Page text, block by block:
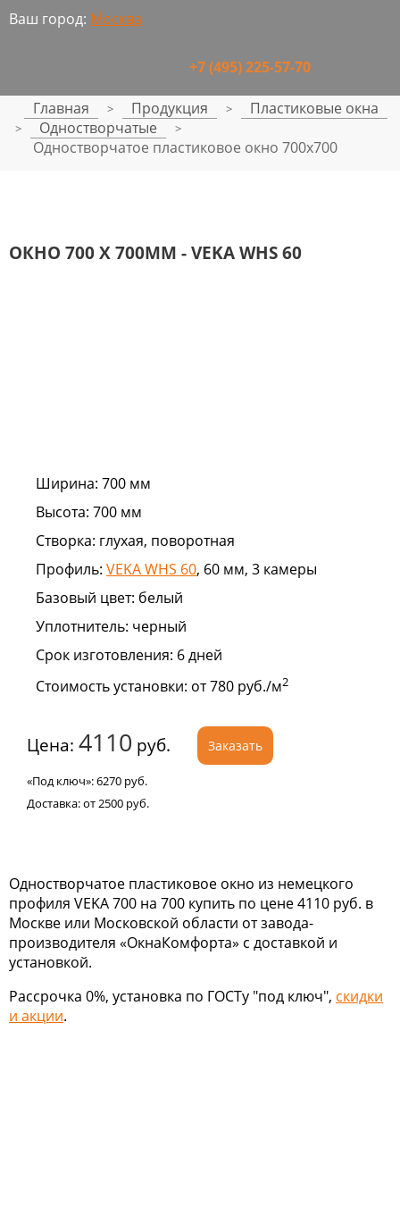
Ваш город: Москва
+7 (495) 225-57-70
Главная > Продукция > Пластиковые окна
> Одностворчатые >
Одностворчатое пластиковое окно 700x700
ОКНО 700 Х 700ММ - VEKA WHS 60
Ширина: 700 мм
Высота: 700 мм
Створка: глухая, поворотная
Профиль: VEKA WHS 60, 60 мм, 3 камеры
Базовый цвет: белый
Уплотнитель: черный
Срок изготовления: 6 дней
Стоимость установки: от 780 руб./м2
Цена: 4110 руб.
«Под ключ»:6270 руб.
Доставка:от 2500 руб.
Заказать
Одностворчатое пластиковое окно из немецкого
профиля VEKA 700 на 700 купить по цене 4110 руб. в
Москве или Московской области от завода-
производителя «ОкнаКомфорта» с доставкой и
установкой.
Рассрочка 0%, установка по ГОСТу "под ключ", скидки
и акции.